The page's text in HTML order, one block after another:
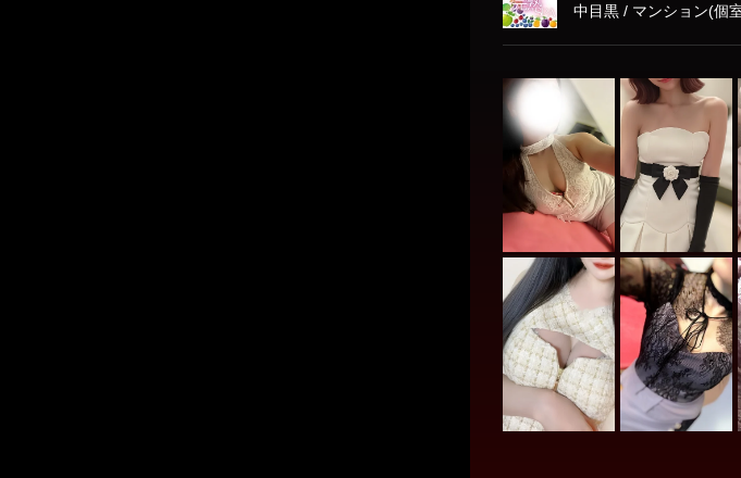
中目黒 / マンション(個